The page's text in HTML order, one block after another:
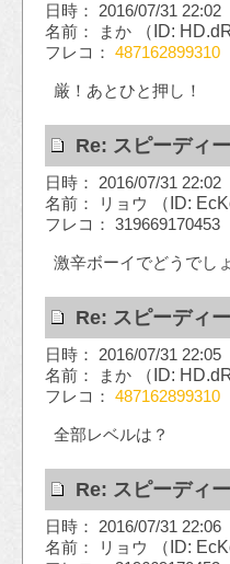
日時： 2016/07/31 22:02
名前： まか
（ID:
フレコ： 487162899310
厳！あとひと押し！
Re: スピーディ
日時： 2016/07/31 22:02
名前： リョウ
（ID:
フレコ： 319669170453
激辛ボーイでどうでし
Re: スピーディ
日時： 2016/07/31 22:05
名前： まか
（ID:
フレコ： 487162899310
全部レベルは？
Re: スピーディ
日時： 2016/07/31 22:06
名前： リョウ
（ID: